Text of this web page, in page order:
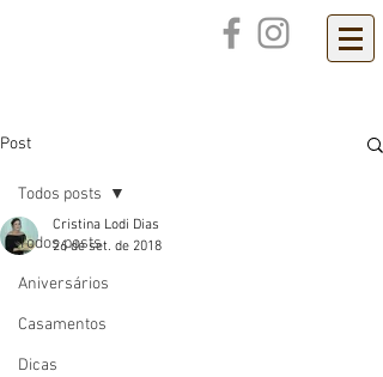
Post
Todos posts
Aniversários
Casamentos
Dicas
Todos posts
Cristina Lodi Dias
26 de set. de 2018